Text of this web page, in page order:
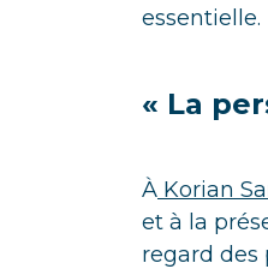
essentielle.
« La
À Korian
et à la
regard des